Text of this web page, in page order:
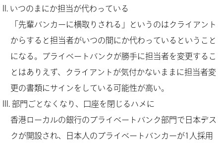
いつのまにか担当が代わっている
「先輩バンカーに横取りされる」というのはクライアント
からすると担当者がいつの間にか代わっているということ
になる。プライベートバンクが勝手に担当者を変更するこ
とはありえず、クライアントが気付かないままに担当者変
更の書類にサインをしている可能性が高い。
部門ごとなくなり、口座を閉じるハメに
香港ローカルの銀行のプライベートバンク部門で日本デス
クが開設され、日本人のプライベートバンカーが1人採用